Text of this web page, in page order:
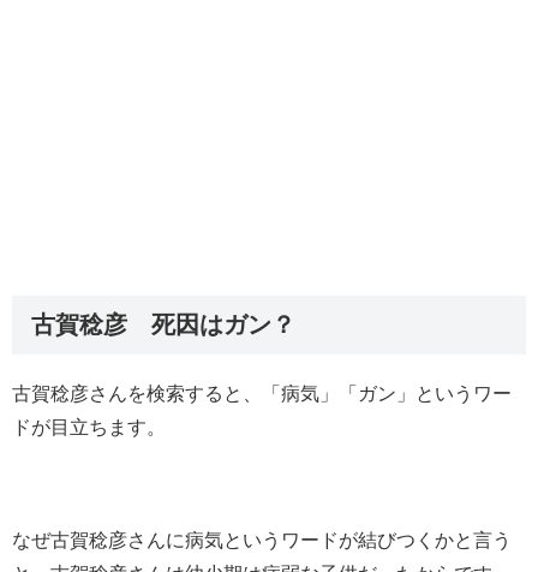
古賀稔彦 死因はガン？
古賀稔彦さんを検索すると、「病気」「ガン」というワー
ドが目立ちます。
なぜ古賀稔彦さんに病気というワードが結びつくかと言う